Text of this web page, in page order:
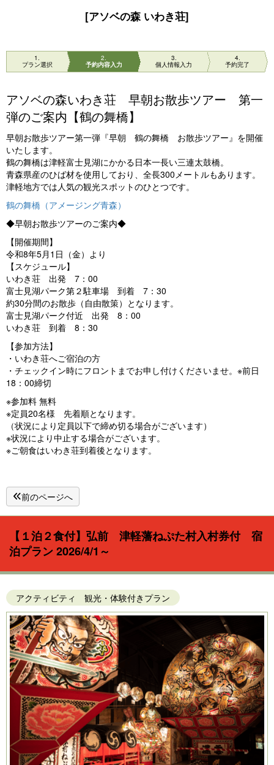
[アソベの森 いわき荘]
1
プラン選択
2
予約内容入力
3
個人情報入力
4
予約完了
アソベの森いわき荘 早朝お散歩ツアー 第一
弾のご案内【鶴の舞橋】
早朝お散歩ツアー第一弾『早朝 鶴の舞橋 お散歩ツアー』を開催
いたします。
鶴の舞橋は津軽富士見湖にかかる日本一長い三連太鼓橋。
青森県産のひば材を使用しており、全長300メートルもあります。
津軽地方では人気の観光スポットのひとつです。
鶴の舞橋（アメージング青森）
◆早朝お散歩ツアーのご案内◆
【開催期間】
令和8年5月1日（金）より
【スケジュール】
いわき荘 出発 7：00
富士見湖パーク第２駐車場 到着 7：30
約30分間のお散歩（自由散策）となります。
富士見湖パーク付近 出発 8：00
いわき荘 到着 8：30
【参加方法】
・いわき荘へご宿泊の方
・チェックイン時にフロントまでお申し付けくださいませ。※前日
18：00締切
※参加料 無料
※定員20名様 先着順となります。
（状況により定員以下で締め切る場合がございます）
※状況により中止する場合がございます。
※ご朝食はいわき荘到着後となります。
前のページへ
【１泊２食付】弘前 津軽藩ねぷた村入村券付 宿
泊プラン 2026/4/1～
アクティビティ 観光・体験付きプラン